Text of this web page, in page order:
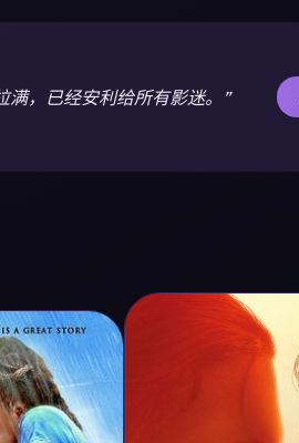
，已经安利给所有影迷。”